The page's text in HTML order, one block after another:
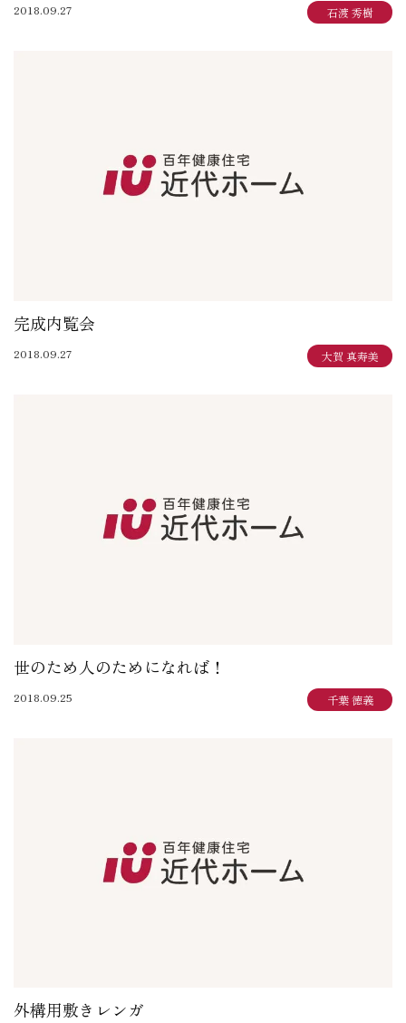
2018.09.27 石渡 秀樹
完成内覧会
2018.09.27 大賀 真寿美
世のため人のためになれば！
2018.09.25 千葉 徳義
外構用敷きレンガ